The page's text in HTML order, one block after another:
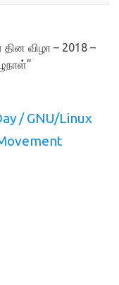
விழா – 2018 –
”
/ GNU/Linux